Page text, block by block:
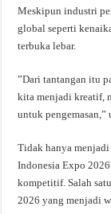
Meskipun industri
global seperti
terbuka lebar.
​”Dari tantangan itu
kita menjadi kreatif,
untuk pengemasan,”
Tidak hanya
Indonesia Expo
kompetitif. Salah
2026 yang menjadi